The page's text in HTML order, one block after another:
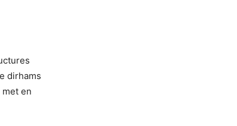
dirhams
met en